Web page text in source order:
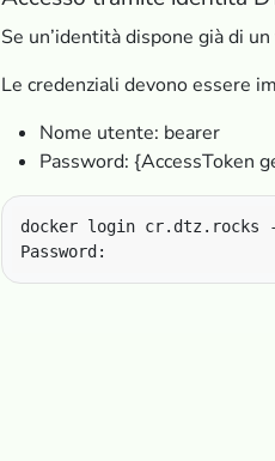
Se un’identità dispone già di
Le credenziali devono essere
Nome utente: bearer
Password: {AccessToken